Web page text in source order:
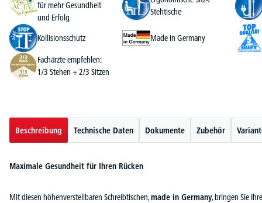
für mehr Gesundheit
und Erfolg
Stehtische
Kollisionsschutz Made in Germany
Fachärzte empfehlen:
1/3 Stehen + 2/3 Sitzen
Beschreibung Technische Daten Dokumente Zubehör
Maximale Gesundheit für Ihren Rücken
Mit diesen höhenverstellbaren Schreibtischen,made in Germany, bringen Sie